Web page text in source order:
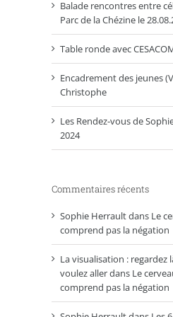
Balade rencontres entre
Parc de la Chézine le
Table ronde avec
Encadrement des jeunes
Christophe
Les Rendez-vous de
2024
Commentaires récents
Sophie Herraultdans Le
comprend pas la négation
La visualisation : regardez
voulez allerdans Le
comprend pas la négation